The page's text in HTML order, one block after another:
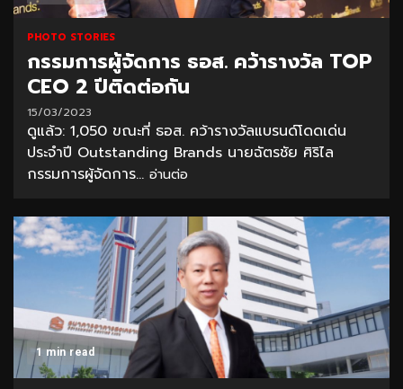
PHOTO STORIES
กรรมการผู้จัดการ ธอส. คว้ารางวัล TOP
CEO 2 ปีติดต่อกัน
15/03/2023
ดูแล้ว: 1,050 ขณะที่ ธอส. คว้ารางวัลแบรนด์โดดเด่น
ประจำปี Outstanding Brands นายฉัตรชัย ศิริไล
กรรมการผู้จัดการ... อ่านต่อ
1 min read